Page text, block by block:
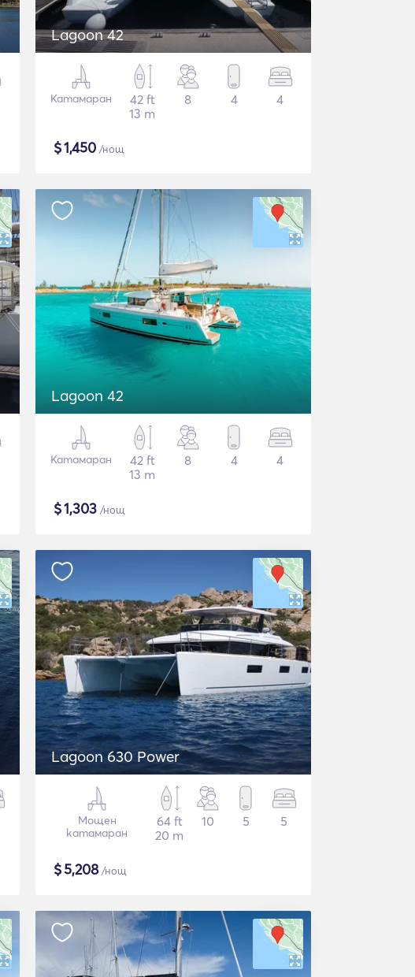
Lagoon 42
Катамаран
42 ft
13 m
8 4 4
$1,450 /нощ
Lagoon 42
Катамаран
42 ft
13 m
8 4 4
$1,303 /нощ
Lagoon 630 Power
Мощен
катамаран
64 ft
20 m
10 5 5
$5,208/нощ